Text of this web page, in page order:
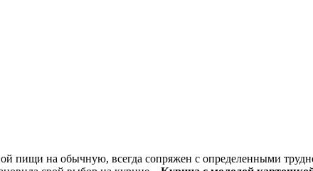
пищи на обычную, всегда сопряжен с определенными